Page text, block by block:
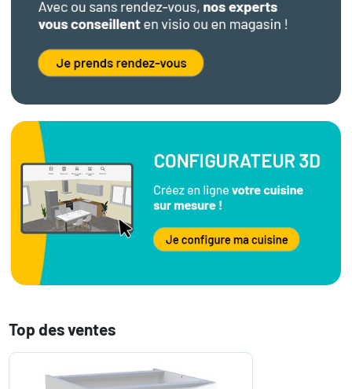
Top des ventes